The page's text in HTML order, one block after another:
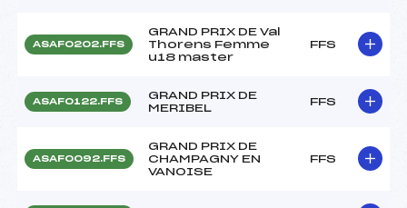
ASAF0202.FFS
GRAND PRIX DE Val
Thorens Femme
u18 master
FFS
ASAF0122.FFS
GRAND PRIX DE
MERIBEL
FFS
ASAF0092.FFS
GRAND PRIX DE
CHAMPAGNY EN
VANOISE
FFS